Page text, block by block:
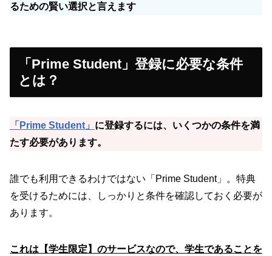
るための賢い選択と言えます
「Prime Student」登録に必要な条件
とは？
「Prime Student」 に登録するには、いくつかの条件を満
たす必要があります。
誰でも利用できるわけではない「Prime Student」。特典
を受けるためには、しっかりと条件を確認しておく必要が
あります。
これは【学生限定】のサービスなので、学生であることを